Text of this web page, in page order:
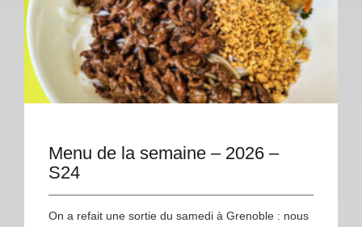
Menu de la semaine – 2026 –
S24
On a refait une sortie du samedi à Grenoble : nous